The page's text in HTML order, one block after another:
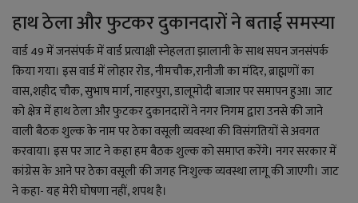
हाथ ठेला और फुटकर दुकानदारों ने बताई समस्या
वार्ड 49 में जनसंपर्क में वार्ड प्रत्याक्षी स्नेहलता झालानी के साथ सघन जनसंपर्क
किया गया। इस वार्ड में लोहार रोड, नीमचौक,रानीजी का मंदिर, ब्राह्मणों का
वास,शहीद चौक, सुभाष मार्ग, नाहरपुरा, डालूमोदी बाजार पर समापन हुआ। जाट
को क्षेत्र में हाथ ठेला और फुटकर दुकानदारों ने नगर निगम द्वारा उनसे की जाने
वाली बैठक शुल्क के नाम पर ठेका वसूली व्यवस्था की विसंगतियों से अवगत
करवाया। इस पर जाट ने कहा हम बैठक शुल्क को समाप्त करेंगे। नगर सरकार में
कांग्रेस के आने पर ठेका वसूली की जगह निःशुल्क व्यवस्था लागू की जाएगी। जाट
ने कहा- यह मेरी घोषणा नहीं, शपथ है।